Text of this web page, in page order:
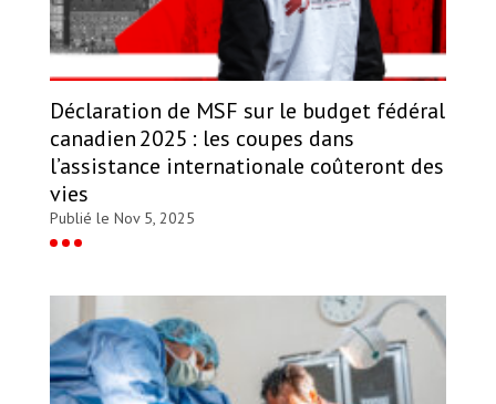
Déclaration de MSF sur le budget fédéral
canadien 2025 : les coupes dans
l’assistance internationale coûteront des
vies
Publié le Nov 5, 2025